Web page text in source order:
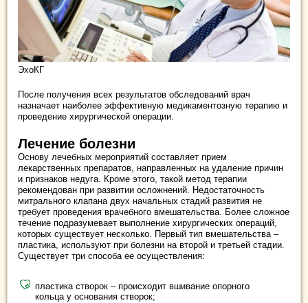
ЭхоКГ
После получения всех результатов обследований врач
назначает наиболее эффективную медикаментозную терапию и
проведение хирургической операции.
Лечение болезни
Основу лечебных мероприятий составляет прием
лекарственных препаратов, направленных на удаление причин
и признаков недуга. Кроме этого, такой метод терапии
рекомендован при развитии осложнений. Недостаточность
митрального клапана двух начальных стадий развития не
требует проведения врачебного вмешательства. Более сложное
течение подразумевает выполнение хирургических операций,
которых существует несколько. Первый тип вмешательства –
пластика, используют при болезни на второй и третьей стадии.
Существует три способа ее осуществления:
пластика створок – происходит вшивание опорного
кольца у основания створок;